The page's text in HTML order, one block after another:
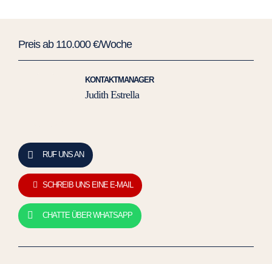
Preis ab 110.000 €/Woche
KONTAKTMANAGER
Judith Estrella
RUF UNS AN
SCHREIB UNS EINE E-MAIL
CHATTE ÜBER WHATSAPP